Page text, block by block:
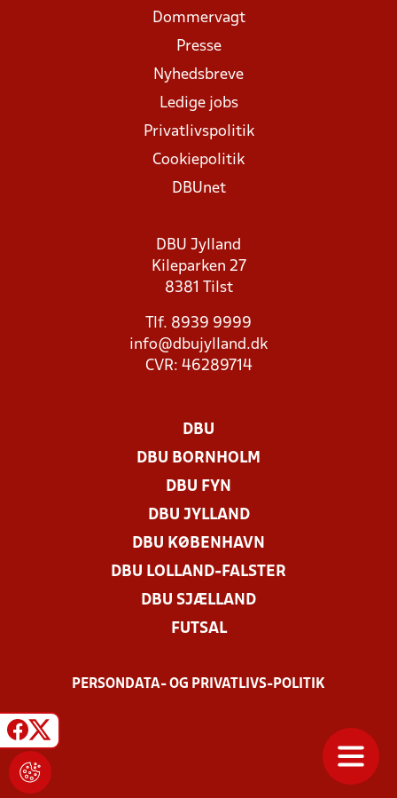
Dommervagt
Presse
Nyhedsbreve
Ledige jobs
Privatlivspolitik
Cookiepolitik
DBUnet
DBU Jylland
Kileparken 27
8381 Tilst
Tlf. 8939 9999
info@dbujylland.dk
CVR: 46289714
DBU
DBU BORNHOLM
DBU FYN
DBU JYLLAND
DBU KØBENHAVN
DBU LOLLAND-FALSTER
DBU SJÆLLAND
FUTSAL
PERSONDATA- OG PRIVATLIVS-POLITIK